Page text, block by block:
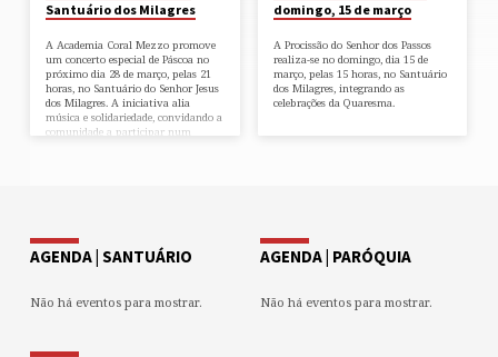
Santuário dos Milagres
A Academia Coral Mezzo promove
um concerto especial de Páscoa no
próximo dia 28 de março, pelas 21
horas, no Santuário do Senhor Jesus
dos Milagres. A iniciativa alia
música e solidariedade, convidando a
comunidade a participar num
domingo, 15 de março
A Procissão do Senhor dos Passos
realiza-se no domingo, dia 15 de
março, pelas 15 horas, no Santuário
dos Milagres, integrando as
celebrações da Quaresma.
AGENDA | SANTUÁRIO
Não há eventos para mostrar.
AGENDA | PARÓQUIA
Não há eventos para mostrar.